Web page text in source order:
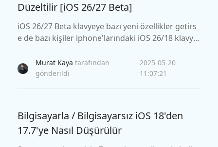
Düzeltilir [iOS 26/27 Beta]
iOS 26/27 Beta klavyeye bazı yeni özellikler getirs
e de bazı kişiler iphone'larındaki iOS 26/18 klavye
llikleri tanıtacağız ve sorunu çözeceğiz.
Murat Kaya tarafından
gönderildi
2025-05-20
11:07:21
Bilgisayarla / Bilgisayarsız iOS 18'den
17.7'ye Nasıl Düşürülür